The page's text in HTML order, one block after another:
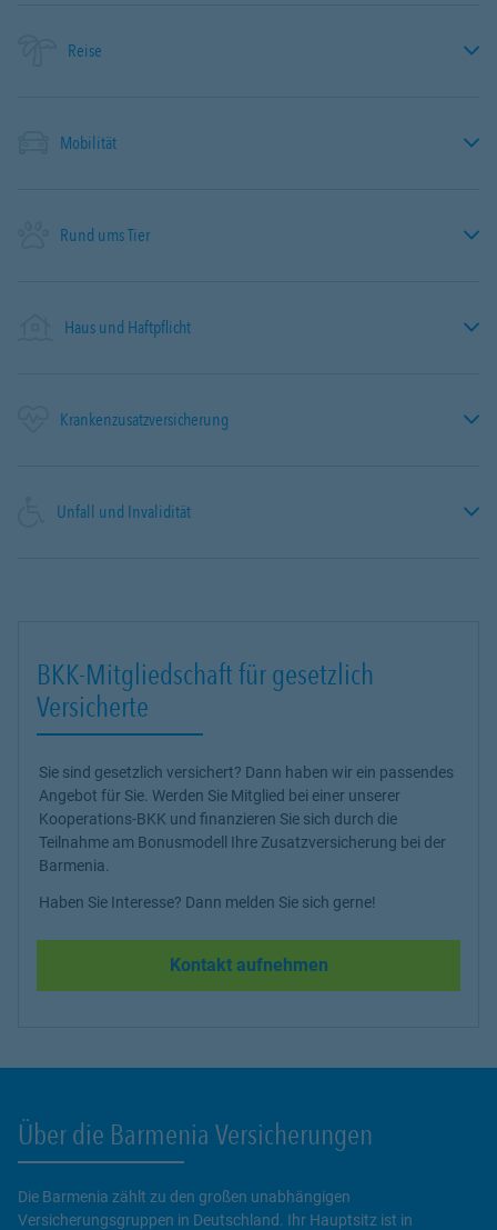
Reise
Mobilität
Rund ums Tier
Haus und Haftpflicht
Krankenzusatzversicherung
Unfall und Invalidität
BKK-Mitgliedschaft für gesetzlich
Versicherte
Sie sind gesetzlich versichert? Dann haben wir ein passendes
Angebot für Sie. Werden Sie Mitglied bei einer unserer
Kooperations-BKK und finanzieren Sie sich durch die
Teilnahme am Bonusmodell Ihre Zusatzversicherung bei der
Barmenia.
Haben Sie Interesse? Dann melden Sie sich gerne!
Kontakt aufnehmen
Über die Barmenia Versicherungen
Die Barmenia zählt zu den großen unabhängigen
Versicherungsgruppen in Deutschland. Ihr Hauptsitz ist in